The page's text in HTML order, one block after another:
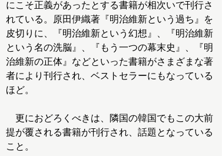
にこそ正義があったとする書籍が相次いで刊行さ
れている。原田伊織著『明治維新という過ち』を
皮切りに、『明治維新という幻想』、『明治維新
という名の洗脳』、『もう一つの幕末史』、『明
治維新の正体』などといった書籍がさまざまな著
者により刊行され、ベストセラーにもなっている
ほど。
更におどろくべきは、隣国の韓国でもこの大前
提が覆される書籍が刊行され、話題となっている
こと。